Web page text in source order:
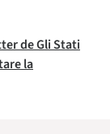
de Gli Stati
la